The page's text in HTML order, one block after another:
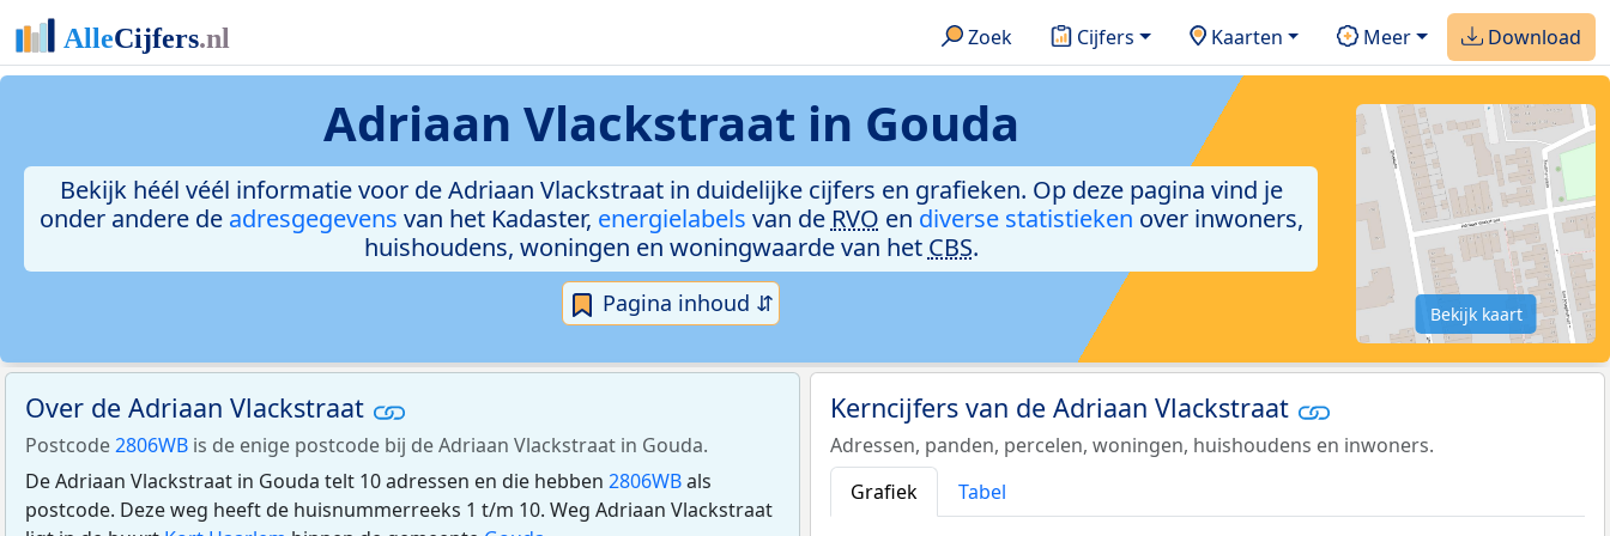
Zoek Cijfers Kaarten Meer Download
Adriaan Vlackstraat in Gouda
Bekijk héél véél informatie voor de Adriaan Vlackstraat in duidelijke cijfers en grafieken. Op deze pagina vind je
onder andere de adresgegevens van het Kadaster, energielabels van de RVO en diverse statistieken over inwoners,
huishoudens, woningen en woningwaarde van het CBS.
Pagina inhoud ⇵ Bekijk kaart
Over de Adriaan Vlackstraat
Postcode2806WB is de enige postcode bij de Adriaan Vlackstraat in Gouda.
De Adriaan Vlackstraat in Gouda telt 10 adressen en die hebben 2806WBals
postcode. Deze weg heeft de huisnummerreeks 1 t/m 10. Weg Adriaan Vlackstraat
Kerncijfers van de Adriaan Vlackstraat
Adressen, panden, percelen, woningen, huishoudens en inwoners.
Grafiek
Tabel